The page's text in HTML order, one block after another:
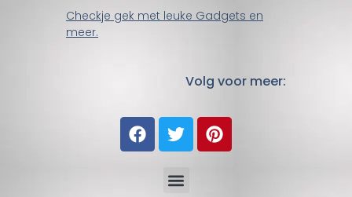
Checkje gek met leuke Gadgets en
meer.
Volg voor meer: